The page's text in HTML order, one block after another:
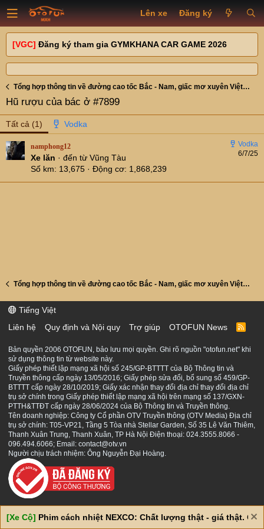
Lên xe Đăng ký
[VGC] Đăng ký tham gia GYMKHANA CAR GAME 2026
Tổng hợp thông tin về đường cao tốc Bắc - Nam, giấc mơ xuyên Việt trở nên dễ dàng hơn
Hũ rượu của bác ở #7899
Tất cả (1)
6/7/25
namphong12
Xe lăn · đến từ Vũng Tàu
Số km
13,675 Động cơ 1,868,239
Tổng hợp thông tin về đường cao tốc Bắc - Nam, giấc mơ xuyên Việt trở nên dễ dàng hơn
Tiếng Việt
Liên hệ
Quy định và Nội quy Trợ giúp OTOFUN News
R
S
Bản quyền 2006 OTOFUN, bảo lưu mọi quyền. Ghi rõ nguồn "otofun.net" khi
sử dụng thông tin từ website này.
Giấy phép thiết lập mạng xã hội số 245/GP-BTTTT của Bộ Thông tin và
Truyền thông cấp ngày 13/05/2016; Giấy phép sửa đổi, bổ sung số 459/GP-
BTTTT cấp ngày 28/10/2019; Giấy xác nhận thay đổi địa chỉ thay đổi địa chỉ
trụ sở chính trong Giấy phép thiết lập mạng xã hội trên mạng số 137/GXN-
PTTH&TTĐT cấp ngày 28/06/2024 của Bộ Thông tin và Truyền thông.
Tên doanh nghiệp: Công ty Cổ phần OTV Truyền thông (OTV Media) Địa chỉ
trụ sở chính: T05-VP21, Tầng 5 Tòa nhà Stellar Garden, Số 35 Lê Văn Thiêm,
Thanh Xuân Trung, Thanh Xuân, TP Hà Nội Điện thoại: 024.3555.8066 -
096.494.6066; Email: contact@otv.vn
Người chịu trách nhiệm: Ông Nguyễn Đại Hoàng.
[Xe Cộ] Phim cách nhiệt NEXCO: Chất lượng thật - giá thật. Giá